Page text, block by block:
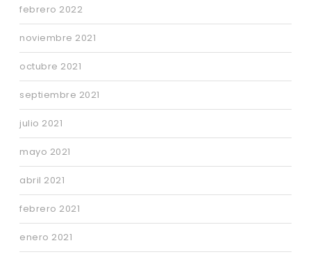
febrero 2022
noviembre 2021
octubre 2021
septiembre 2021
julio 2021
mayo 2021
abril 2021
febrero 2021
enero 2021